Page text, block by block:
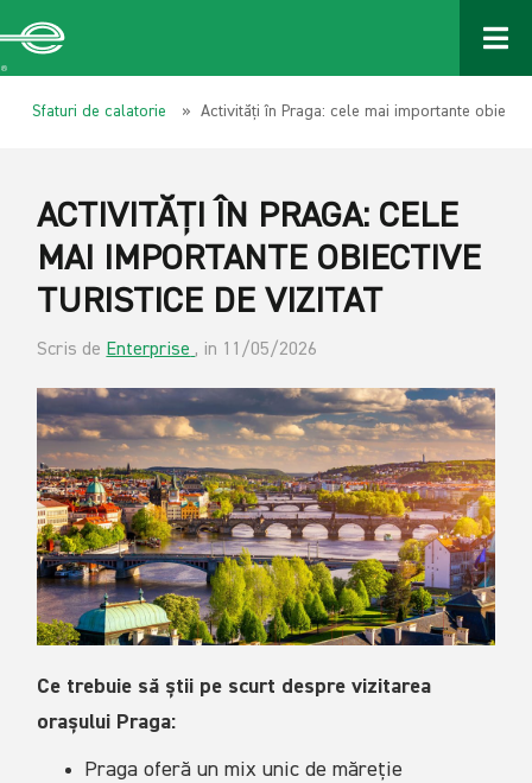
Sfaturi de calatorie » Activități în Praga: cele mai importante
ACTIVITĂȚI ÎN PRAGA: CELE
MAI IMPORTANTE OBIECTIVE
TURISTICE DE VIZITAT
Scris de Enterprise , in 11/05/2026
Ce trebuie să știi pe scurt despre vizitarea
orașului Praga:
Praga oferă un mix unic de măreție